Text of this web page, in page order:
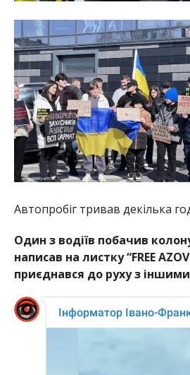
Автопробіг тривав декілька
Один з водіїв побачив
написав на листку “FREE
приєднався до руху з